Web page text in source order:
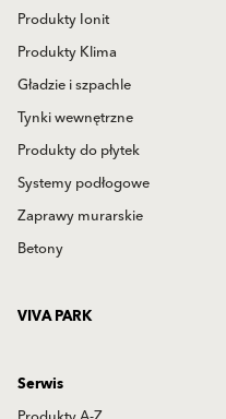
Produkty Ionit
Produkty Klima
Gładzie i szpachle
Tynki wewnętrzne
Produkty do płytek
Systemy podłogowe
Zaprawy murarskie
Betony
VIVA PARK
Serwis